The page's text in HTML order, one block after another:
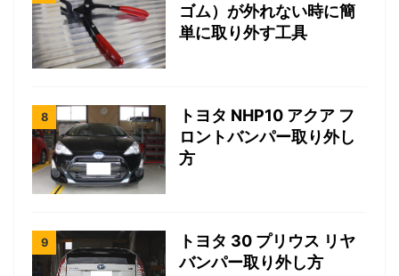
ゴム）が外れない時に簡
単に取り外す工具
トヨタ NHP10 アクア フ
ロントバンパー取り外し
方
トヨタ 30 プリウス リヤ
バンパー取り外し方